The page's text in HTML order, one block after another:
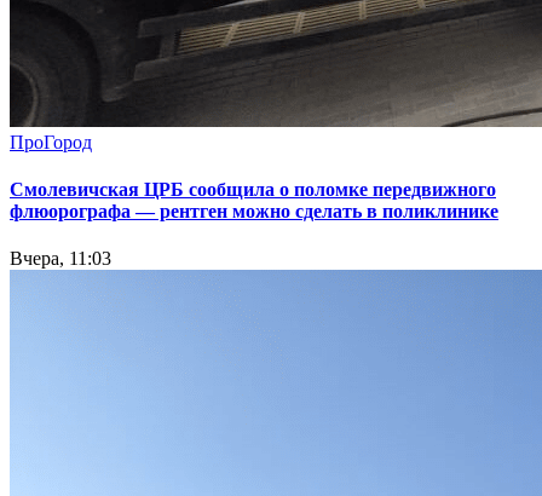
ПроГород
Смолевичская ЦРБ сообщила о поломке передвижного
флюорографа — рентген можно сделать в поликлинике
Вчера, 11:03